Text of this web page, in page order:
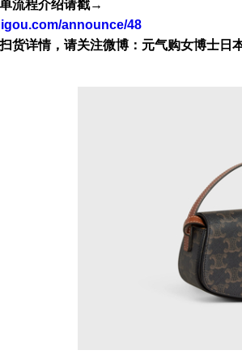
流程介绍请戳→
announce/48
货详情，请关注微博：元气购女博士日